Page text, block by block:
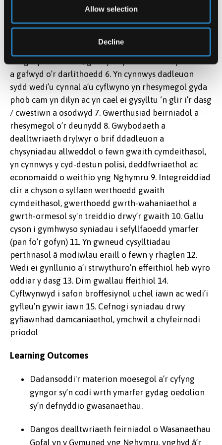
Allow selection
Decline
dadansoddi, ac yn dangos gallu clir i adnabod,
datblygu a chyflwyno cysylltiadau newydd rhwng
a gafwyd o’r darlithoedd 6. Yn cynnwys dadleuon
sydd wedi’u cynnal a’u cyflwyno yn rhesymegol gyda
phob cam yn dilyn ac yn cael ei gysylltu ‘n glir i’r dasg
/ cwestiwn a osodwyd 7. Gwerthusiad beirniadol a
rhesymegol o’r deunydd 8. Gwybodaeth a
dealltwriaeth drylwyr o brif ddadleuon a
chysyniadau allweddol o fewn gwaith cymdeithasol,
yn cynnwys y cyd-destun polisi, deddfwriaethol ac
economaidd o weithio yng Nghymru 9. Integreiddiad
clir a chyson o sylfaen werthoedd gwaith
cymdeithasol, gwerthoedd gwrth-wahaniaethol a
gwrth-ormesol sy'n treiddio drwy’r gwaith 10. Gallu
cyson i gymhwyso syniadau i sefyllfaoedd ymarfer
(pan fo’r gofyn) 11. Yn gwneud cysylltiadau
perthnasol â modiwlau eraill o fewn y rhaglen 12.
Wedi ei gynllunio a’i strwythuro’n effeithiol heb wyro
oddiar y dasg 13. Dim gwallau ffeithiol 14.
Cyflwynwyd i safon broffesiynol uchel iawn ac wedi’i
gyfleu’n gywir iawn 15. Cefnogi syniadau drwy
gyfiawnhad damcaniaethol, ymchwil a chyfeirnodi
priodol
Learning Outcomes
Dadansoddi'r materion moesegol a’r cyfyng
gyngor sy’n codi wrth ymarfer gydag oedolion
sy’n defnyddio gwasanaethau.
Dangos dealltwriaeth feirniadol o Wasanaethau
Gofal yn y Gymuned yng Nghymru, ynghyd â’r